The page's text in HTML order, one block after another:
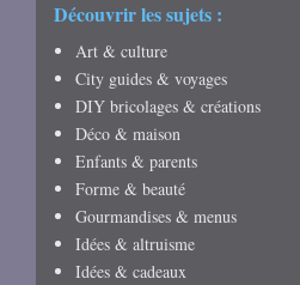
Découvrir les sujets :
Art & culture
City guides & voyages
DIY bricolages & créations
Déco & maison
Enfants & parents
Forme & beauté
Gourmandises & menus
Idées & altruisme
Idées & cadeaux